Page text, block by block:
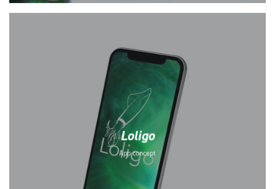
Loligo
App concept